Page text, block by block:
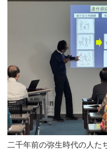
二千年前の弥生時代の人た